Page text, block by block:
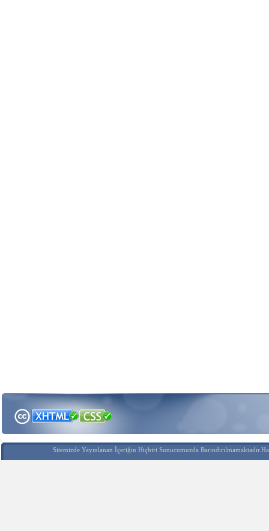
Sitemizde Yayınlanan İçeriğin Hiçbiri Sunucumuzda